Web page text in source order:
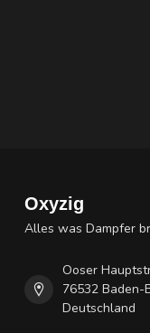
Oxyzig
Alles was Dampfer
Ooser
76532 Baden-
Deutschland